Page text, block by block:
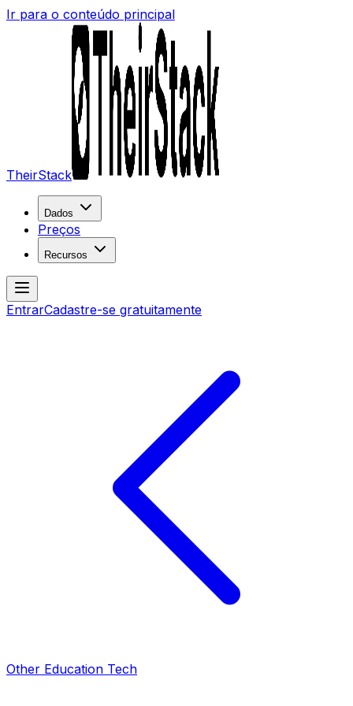
Ir para o conteúdo principal
TheirStack
Dados
Preços
Recursos
EntrarCadastre-se gratuitamente
Other Education Tech